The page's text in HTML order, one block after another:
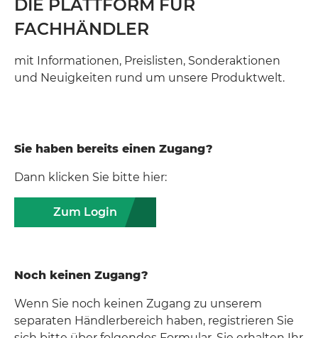
DIE PLATTFORM FÜR
FACHHÄNDLER
mit Informationen, Preislisten, Sonderaktionen
und Neuigkeiten rund um unsere Produktwelt.
Sie haben bereits einen Zugang?
Dann klicken Sie bitte hier:
Zum Login
Noch keinen Zugang?
Wenn Sie noch keinen Zugang zu unserem
separaten Händlerbereich haben, registrieren Sie